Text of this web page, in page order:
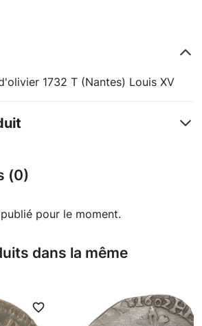
1732 T (Nantes) Louis XV
(0)
pour le moment.
dans la même
favorite_border